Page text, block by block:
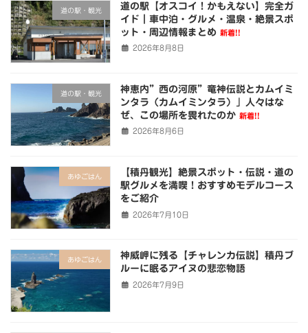
道の駅・観光
道の駅【オスコイ！かもえない】完全ガ
イド｜車中泊・グルメ・温泉・絶景スポ
ット・周辺情報まとめ 新着!!
2026年8月8日
道の駅・観光
神恵内”西の河原”竜神伝説とカムイミ
ンタラ（カムイミンタラ）」人々はな
ぜ、この場所を畏れたのか 新着!!
2026年8月6日
あゆごはん
【積丹観光】絶景スポット・伝説・道の
駅グルメを満喫！おすすめモデルコース
をご紹介
2026年7月10日
あゆごはん
神威岬に残る【チャレンカ伝説】積丹ブ
ルーに眠るアイヌの悲恋物語
2026年7月9日